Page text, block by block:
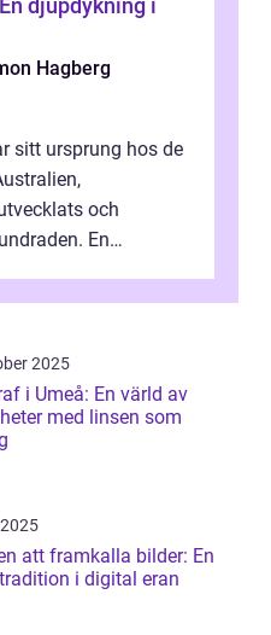
djupdykning i
Hagberg
sitt ursprung hos de
och
En
2025
i Umeå: En värld av
med linsen som
att framkalla bilder: En
i digital eran